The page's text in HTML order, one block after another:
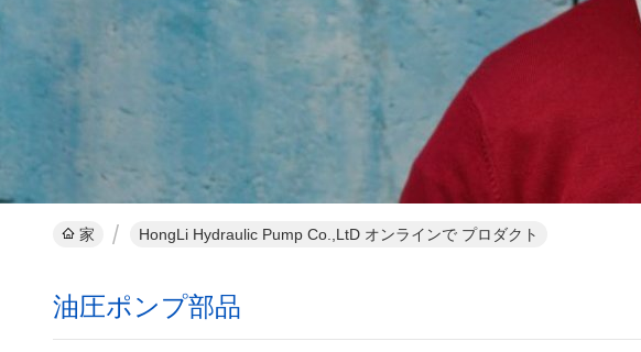
家 HongLi Hydraulic Pump Co.,LtD オンラインで プロダクト
油圧ポンプ部品